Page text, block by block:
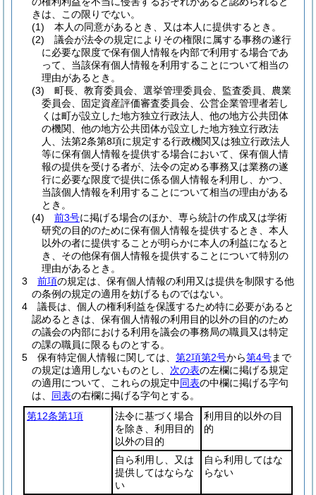
きは、この限りでない。
(1)
本人の同意があるとき、又は本人に提供するとき。
(2)
議会が法令の規定によりその権限に属する事務の遂行
に必要な限度で保有個人情報を内部で利用する場合であ
って、当該保有個人情報を利用することについて相当の
理由があるとき。
(3)
町長、教育委員会、選挙管理委員会、監査委員、農業
委員会、固定資産評価審査委員会、公営企業管理者若し
くは町が設立した地方独立行政法人、他の地方公共団体
の機関、他の地方公共団体が設立した地方独立行政法
人、法第2条第8項に規定する行政機関又は独立行政法人
等に保有個人情報を提供する場合において、保有個人情
報の提供を受ける者が、法令の定める事務又は業務の遂
行に必要な限度で提供に係る個人情報を利用し、かつ、
当該個人情報を利用することについて相当の理由がある
とき。
(4)
前3号に掲げる場合のほか、専ら統計の作成又は学術
研究の目的のために保有個人情報を提供するとき、本人
以外の者に提供することが明らかに本人の利益になると
き、その他保有個人情報を提供することについて特別の
理由があるとき。
3
前項の規定は、保有個人情報の利用又は提供を制限する他
の条例の規定の適用を妨げるものではない。
4
議長は、個人の権利利益を保護するため特に必要があると
認めるときは、保有個人情報の利用目的以外の目的のため
の議会の内部における利用を議会の事務局の職員又は特定
の課の職員に限るものとする。
5
保有特定個人情報に関しては、 第2項第2号から第4号まで
の規定は適用しないものとし、 次の表の左欄に掲げる規定
の適用について、これらの規定中同表の中欄に掲げる字句
は、 同表の右欄に掲げる字句とする。
第12条第1項
法令に基づく場合
を除き、利用目的
以外の目的
利用目的以外の目
的
自ら利用し、又は
提供してはならな
い
自ら利用してはな
らない